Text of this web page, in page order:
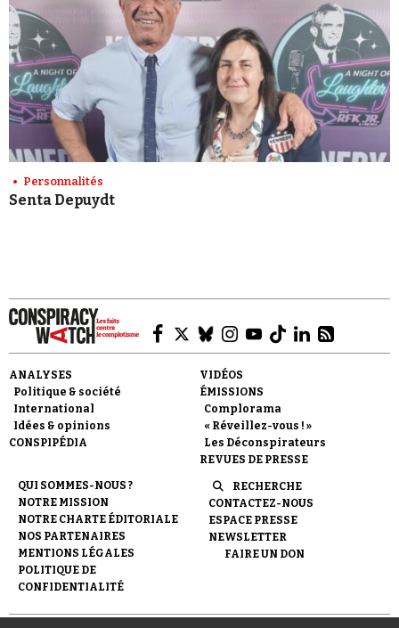
Personnalités
Senta Depuydt
ANALYSES
Politique & société
International
Idées & opinions
CONSPIPÉDIA
VIDÉOS
ÉMISSIONS
Complorama
« Réveillez-vous ! »
Les Déconspirateurs
REVUES DE PRESSE
QUI SOMMES-NOUS ?
NOTRE MISSION
NOTRE CHARTE ÉDITORIALE
NOS PARTENAIRES
MENTIONS LÉGALES
POLITIQUE DE
CONFIDENTIALITÉ
RECHERCHE
CONTACTEZ-NOUS
ESPACE PRESSE
NEWSLETTER
FAIRE UN DON